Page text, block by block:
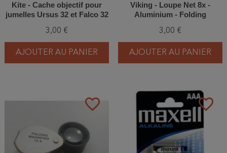
Kite - Cache objectif pour
jumelles Ursus 32 et Falco 32
3,00 €
AJOUTER AU PANIER
Viking - Loupe Net 8x -
Aluminium - Folding
3,00 €
AJOUTER AU PANIER
favorite_border favorite_border